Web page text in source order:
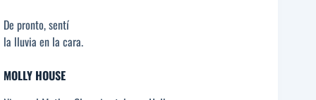
De pronto, sentí
la lluvia en la cara.
MOLLY HOUSE